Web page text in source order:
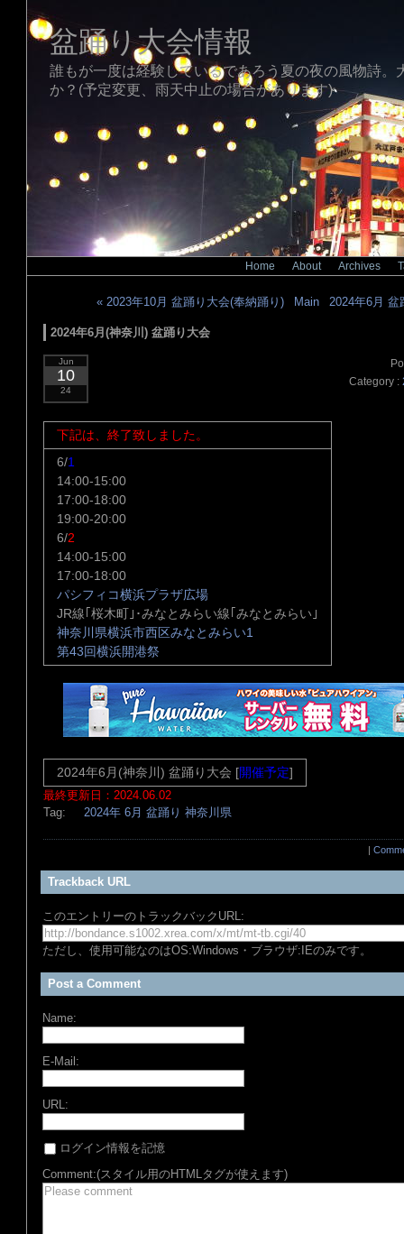
盆踊り大会情報
誰もが一度は経験しているであろう夏の夜の風物詩
か？(予定変更、雨天中止の場合があります)
Home About Archives
« 2023年10月 盆踊り大会(奉納踊り) Main 2024年6月 盆
2024年6月(神奈川) 盆踊り大会
Jun
10
24
Category :
下記は、終了致しました。
6/1
14:00-15:00
17:00-18:00
19:00-20:00
6/2
14:00-15:00
17:00-18:00
パシフィコ横浜プラザ広場
JR線｢桜木町｣･みなとみらい線｢みなとみらい｣
神奈川県横浜市西区みなとみらい1
第43回横浜開港祭
2024年6月(神奈川) 盆踊り大会 [開催予定]
最終更新日：2024.06.02
Tag:
2024年 6月 盆踊り 神奈川県
|
Trackback URL
このエントリーのトラックバックURL:
ただし、使用可能なのはOS:Windows・ブラウザ:IEのみです。
Post a Comment
Name:
E-Mail:
URL:
ログイン情報を記憶
Comment:(スタイル用のHTMLタグが使えます)